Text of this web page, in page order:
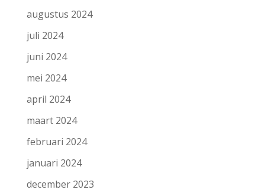
augustus 2024
juli 2024
juni 2024
mei 2024
april 2024
maart 2024
februari 2024
januari 2024
december 2023